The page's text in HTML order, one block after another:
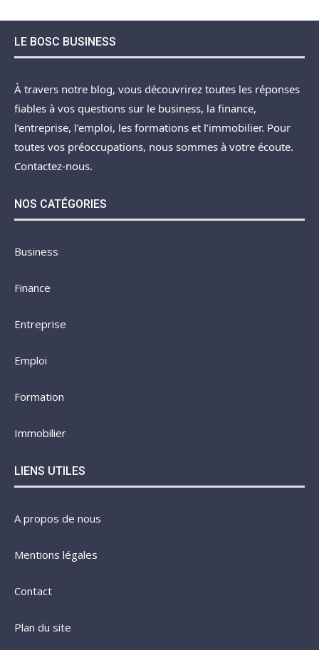
LE BOSC BUSINESS
À travers notre blog, vous découvrirez toutes les réponses
fiables à vos questions sur le business, la finance,
l’entreprise, l’emploi, les formations et l’immobilier. Pour
toutes vos préoccupations, nous sommes à votre écoute.
Contactez-nous.
NOS CATÉGORIES
Business
Finance
Entreprise
Emploi
Formation
Immobilier
LIENS UTILES
A propos de nous
Mentions légales
Contact
Plan du site